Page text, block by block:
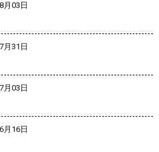
月03日
月31日
月03日
月16日